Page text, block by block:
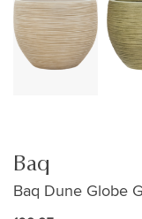
Baq
Baq Dune Globe